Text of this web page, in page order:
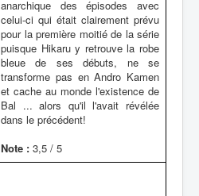
anarchique des épisodes avec
celui-ci qui était clairement prévu
pour la première moitié de la série
puisque Hikaru y retrouve la robe
bleue de ses débuts, ne se
transforme pas en Andro Kamen
et cache au monde l'existence de
Bal ... alors qu'il l'avait révélée
dans le précédent!
Note : 3,5 / 5